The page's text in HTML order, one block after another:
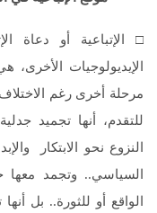
□ الإتباعية أو دعاة
الإيديولوجيات
مرحلة أخرى رغم
للتقدم، أنها تجميد
النزوع نحو الابتكار
السياسي.. وتجمد معها
الواقع أو للثورة.. بل